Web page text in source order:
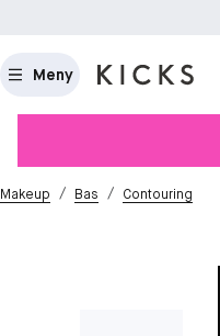
Meny
Makeup / Bas / Contouring